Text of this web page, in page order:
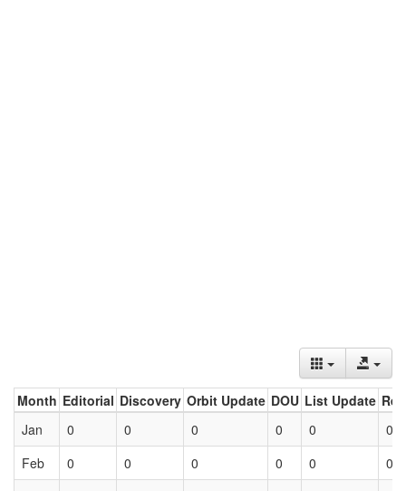
Month Editorial Discovery Orbit Update DOU List Update
Jan
0 0 0 0 0
0
Feb
0 0 0 0 0
0